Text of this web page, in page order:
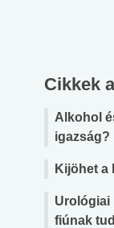
Cikkek
Alkohol
igazság?
Kijöhet a
Urológiai
fiúnak